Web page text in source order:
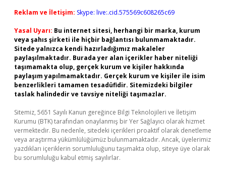
Reklam ve İletişim: Skype: live:.cid.575569c608265c69
Yasal Uyarı: Bu internet sitesi, herhangi bir marka, kurum
veya şahıs şirketi ile hiçbir bağlantısı bulunmamaktadır.
Sitede yalnızca kendi hazırladığımız makaleler
paylaşılmaktadır. Burada yer alan içerikler haber niteliği
taşımamakta olup, gerçek kurum ve kişiler hakkında
paylaşım yapılmamaktadır. Gerçek kurum ve kişiler ile isim
benzerlikleri tamamen tesadüfidir. Sitemizdeki bilgiler
taslak halindedir ve tavsiye niteliği taşımazlar.
Sitemiz, 5651 Sayılı Kanun gereğince Bilgi Teknolojileri ve İletişim
Kurumu (BTK) tarafından onaylanmış bir Yer Sağlayıcı olarak hizmet
vermektedir. Bu nedenle, sitedeki içerikleri proaktif olarak denetleme
veya araştırma yükümlülüğümüz bulunmamaktadır. Ancak, üyelerimiz
yazdıkları içeriklerin sorumluluğunu taşımakta olup, siteye üye olarak
bu sorumluluğu kabul etmiş sayılırlar.